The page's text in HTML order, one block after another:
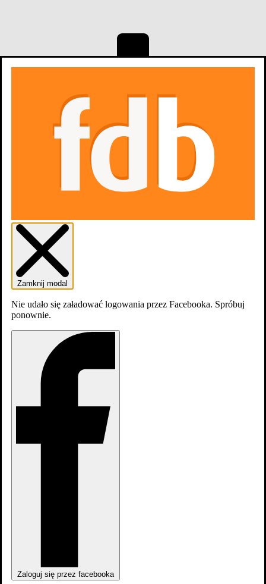
Zamknij modal
Nie udało się załadować logowania przez Facebooka. Spróbuj
ponownie.
Zaloguj się przez facebooka